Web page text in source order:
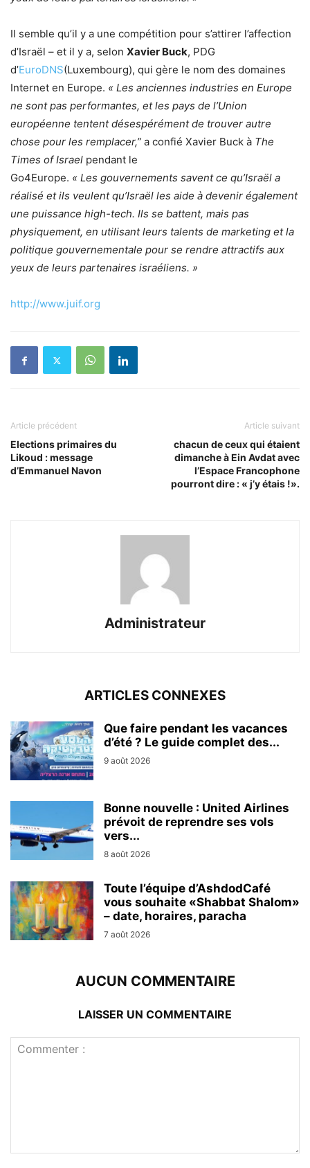
Il semble qu’il y a une compétition pour s’attirer l’affection
d’Israël – et il y a, selon Xavier Buck, PDG
d’EuroDNS(Luxembourg), qui gère le nom des domaines
Internet en Europe. « Les anciennes industries en Europe
ne sont pas performantes, et les pays de l’Union
européenne tentent désespérément de trouver autre
chose pour les remplacer,” a confié Xavier Buck à The
Times of Israel pendant le
Go4Europe. « Les gouvernements savent ce qu’Israël a
réalisé et ils veulent qu’Israël les aide à devenir également
une puissance high-tech. Ils se battent, mais pas
physiquement, en utilisant leurs talents de marketing et la
politique gouvernementale pour se rendre attractifs aux
yeux de leurs partenaires israéliens. »
http://www.juif.org
Article précédent
Elections primaires du
Likoud‏ : message
d’Emmanuel Navon
Article suivant
chacun de ceux qui étaient
dimanche à Ein Avdat avec
l’Espace Francophone
pourront dire : « j’y étais !».
Administrateur
ARTICLES CONNEXES
Que faire pendant les vacances
d’été ? Le guide complet des...
9 août 2026
Bonne nouvelle : United Airlines
prévoit de reprendre ses vols
vers...
8 août 2026
Toute l’équipe d’AshdodCafé
vous souhaite «Shabbat Shalom»
– date, horaires, paracha
7 août 2026
AUCUN COMMENTAIRE
LAISSER UN COMMENTAIRE